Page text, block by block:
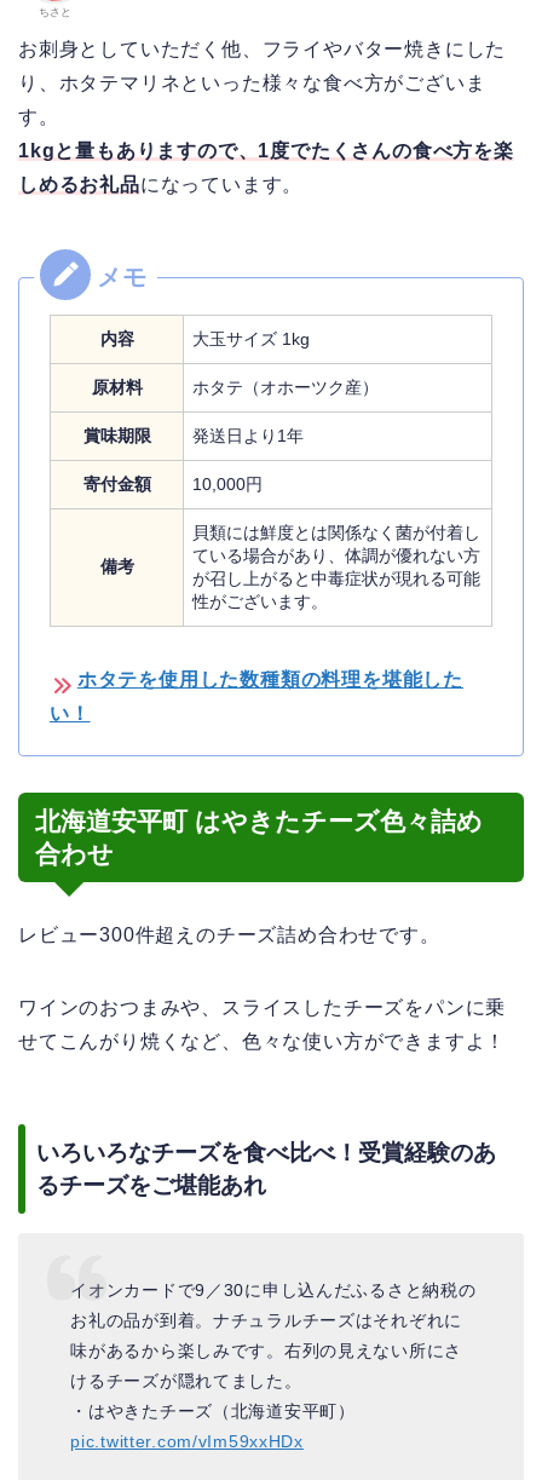
ちさと
お刺身としていただく他、フライやバター焼きにした
り、ホタテマリネといった様々な食べ方がございま
す。
1kgと量もありますので、1度でたくさんの食べ方を楽
しめるお礼品になっています。
内容 大玉サイズ 1kg
原材料 ホタテ（オホーツク産）
賞味期限 発送日より1年
寄付金額 10,000円
備考
貝類には鮮度とは関係なく菌が付着し
ている場合があり、体調が優れない方
が召し上がると中毒症状が現れる可能
性がございます。
ホタテを使用した数種類の料理を堪能した
い！
北海道安平町 はやきたチーズ色々詰め
合わせ
レビュー300件超えのチーズ詰め合わせです。
ワインのおつまみや、スライスしたチーズをパンに乗
せてこんがり焼くなど、色々な使い方ができますよ！
いろいろなチーズを食べ比べ！受賞経験のあ
るチーズをご堪能あれ
イオンカードで9／30に申し込んだふるさと納税の
お礼の品が到着。ナチュラルチーズはそれぞれに
味があるから楽しみです。右列の見えない所にさ
けるチーズが隠れてました。
・はやきたチーズ（北海道安平町）
pic.twitter.com/vIm59xxHDx